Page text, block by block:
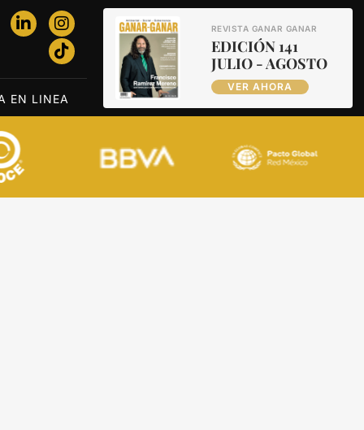
EN LINEA
REVISTA GANAR GANAR
EDICIÓN 141
JULIO - AGOSTO
VER AHORA